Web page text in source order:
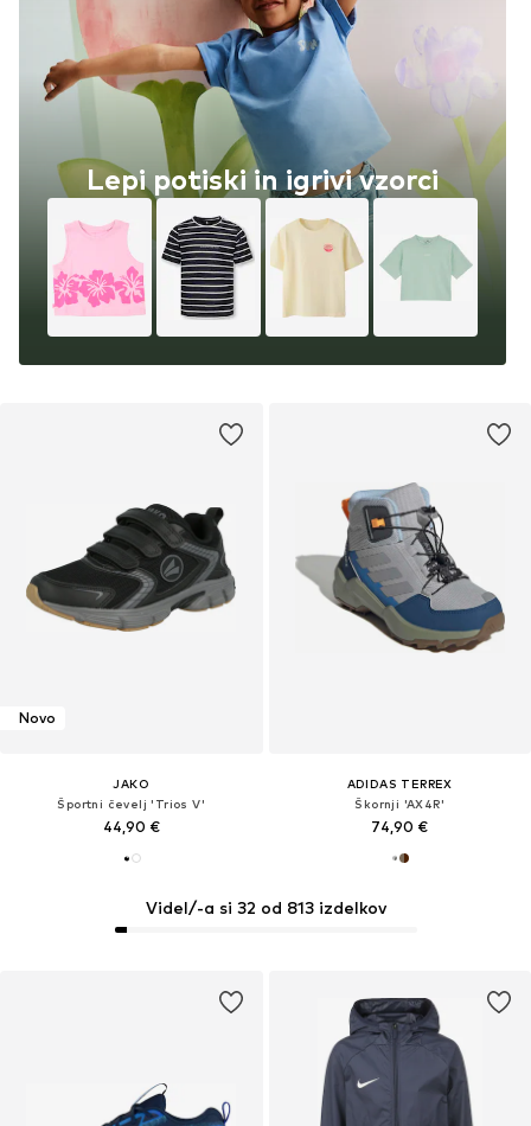
Lepi potiski in igrivi vzorci
Novo
JAKO
Športni čevelj 'Trios V'
44,90 €
ADIDAS TERREX
Škornji 'AX4R'
74,90 €
Videl/-a si 32 od 813 izdelkov